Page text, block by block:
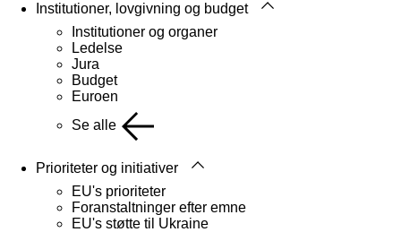
Institutioner, lovgivning og budget
Institutioner og organer
Ledelse
Jura
Budget
Euroen
Se alle
Prioriteter og initiativer
EU's prioriteter
Foranstaltninger efter emne
EU's støtte til Ukraine